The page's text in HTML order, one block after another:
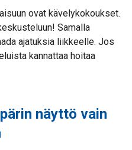
ovat kävelykokoukset.
Samalla
ajatuksia liikkeelle. Jos
kannattaa hoitaa
näyttö vain